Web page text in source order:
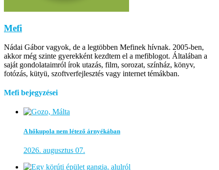
Mefi
Nádai Gábor vagyok, de a legtöbben Mefinek hívnak. 2005-ben,
akkor még szinte gyerekként kezdtem el a mefiblogot. Általában a
saját gondolataimról írok utazás, film, sorozat, színház, könyv,
fotózás, kütyü, szoftverfejlesztés vagy internet témákban.
Mefi bejegyzései
A hőkupola nem létező árnyékában
2026. augusztus 07.